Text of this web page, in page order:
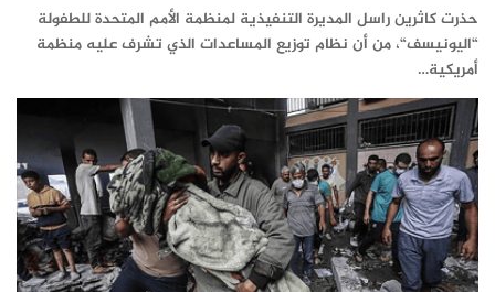
حذرت كاثرين راسل المديرة التنفيذية لمنظمة الأمم المتحدة للطفولة
“اليونيسف“، من أن نظام توزيع المساعدات الذي تشرف عليه منظمة
أمريكية…